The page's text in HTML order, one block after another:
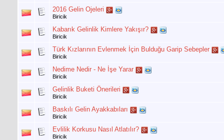
2016 Gelin Ojeleri
Biricik
Kabarık Gelinlik Kimlere Yakışır?
Biricik
Türk Kızlarının Evlenmek İçin Bulduğu Garip Sebepler
Biricik
Nedime Nedir - Ne İşe Yarar
Biricik
Gelinlik Buketi Önerileri
Biricik
Baskılı Gelin Ayakkabıları
Biricik
Evlilik Korkusu Nasıl Atlatılır?
Biricik